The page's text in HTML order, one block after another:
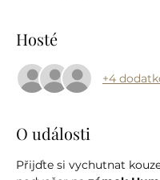
Hosté
+4
O události
Přijďte si vychutnat